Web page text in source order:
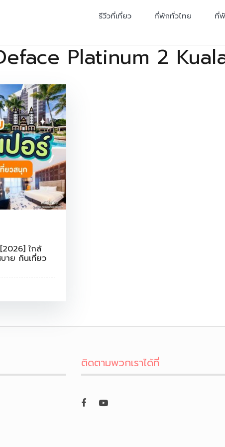
ที่เดียว
รีวีวที่เที่ยว ที่พักทั่วไทย ที่
Platinum 2
ใกล้
าย กินเที่ยว
ติดตามพวกเราได้ที่